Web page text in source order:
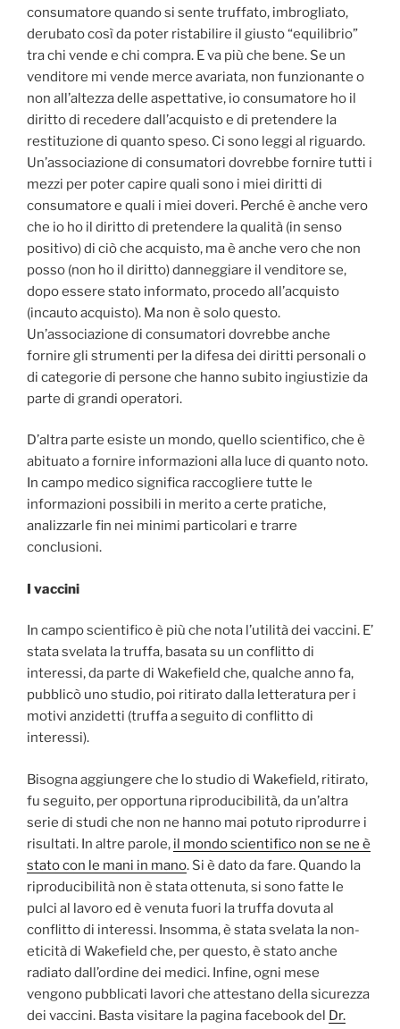
consumatore quando si sente truffato, imbrogliato,
derubato così da poter ristabilire il giusto “equilibrio”
tra chi vende e chi compra. E va più che bene. Se un
venditore mi vende merce avariata, non funzionante o
non all’altezza delle aspettative, io consumatore ho il
diritto di recedere dall’acquisto e di pretendere la
restituzione di quanto speso. Ci sono leggi al riguardo.
Un’associazione di consumatori dovrebbe fornire tutti i
mezzi per poter capire quali sono i miei diritti di
consumatore e quali i miei doveri. Perché è anche vero
che io ho il diritto di pretendere la qualità (in senso
positivo) di ciò che acquisto, ma è anche vero che non
posso (non ho il diritto) danneggiare il venditore se,
dopo essere stato informato, procedo all’acquisto
(incauto acquisto). Ma non è solo questo.
Un’associazione di consumatori dovrebbe anche
fornire gli strumenti per la difesa dei diritti personali o
di categorie di persone che hanno subito ingiustizie da
parte di grandi operatori.
D’altra parte esiste un mondo, quello scientifico, che è
abituato a fornire informazioni alla luce di quanto noto.
In campo medico significa raccogliere tutte le
informazioni possibili in merito a certe pratiche,
analizzarle fin nei minimi particolari e trarre
conclusioni.
I vaccini
In campo scientifico è più che nota l’utilità dei vaccini. E’
stata svelata la truffa, basata su un conflitto di
interessi, da parte di Wakefield che, qualche anno fa,
pubblicò uno studio, poi ritirato dalla letteratura per i
motivi anzidetti (truffa a seguito di conflitto di
interessi).
Bisogna aggiungere che lo studio di Wakefield, ritirato,
fu seguito, per opportuna riproducibilità, da un’altra
serie di studi che non ne hanno mai potuto riprodurre i
risultati. In altre parole, il mondo scientifico non se ne è
stato con le mani in mano. Si è dato da fare. Quando la
riproducibilità non è stata ottenuta, si sono fatte le
pulci al lavoro ed è venuta fuori la truffa dovuta al
conflitto di interessi. Insomma, è stata svelata la non-
eticità di Wakefield che, per questo, è stato anche
radiato dall’ordine dei medici. Infine, ogni mese
vengono pubblicati lavori che attestano della sicurezza
dei vaccini. Basta visitare la pagina facebook del Dr.